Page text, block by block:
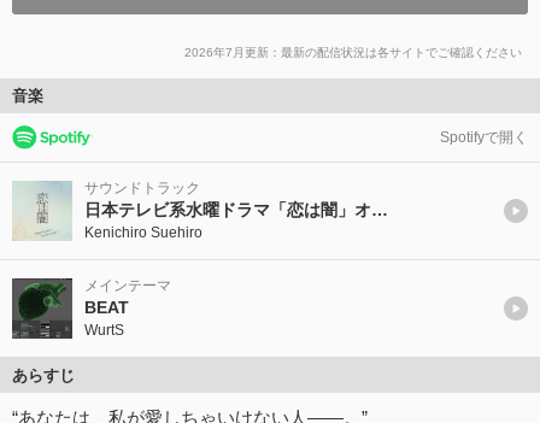
2026年7月更新：最新の配信状況は各サイトでご確認ください
音楽
Spotifyで開く
サウンドトラック
日本テレビ系水曜ドラマ「恋は闇」オリジナル・サウンドトラック
Kenichiro Suehiro
メインテーマ
BEAT
WurtS
あらすじ
“あなたは、私が愛しちゃいけない人――。”